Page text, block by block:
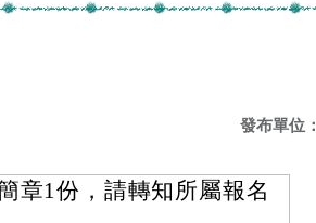
發布單位：
章1份，請轉知所屬報名